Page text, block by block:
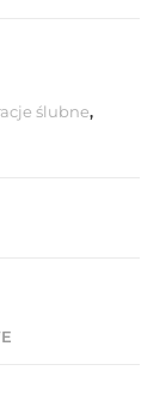
ślubne,